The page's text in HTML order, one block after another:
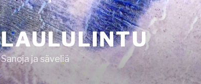
LAULULINTU
Sanoja ja säveliä